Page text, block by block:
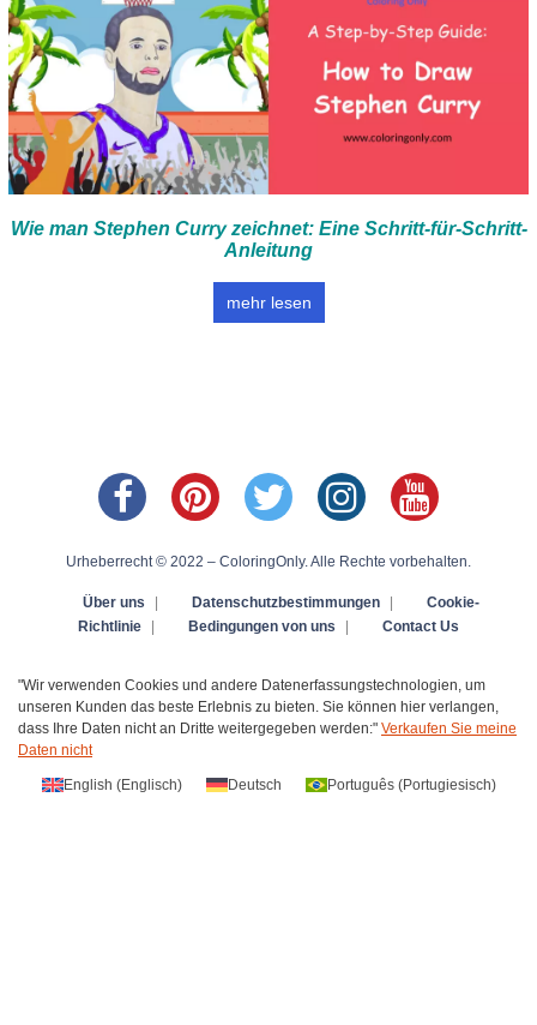
Wie man Stephen Curry zeichnet: Eine Schritt-für-Schritt-
Anleitung
mehr lesen
Urheberrecht © 2022 – ColoringOnly. Alle Rechte vorbehalten.
Über uns Datenschutzbestimmungen
Cookie-
Richtlinie
Bedingungen von uns Contact Us
"Wir verwenden Cookies und andere Datenerfassungstechnologien, um
unseren Kunden das beste Erlebnis zu bieten. Sie können hier verlangen,
dass Ihre Daten nicht an Dritte weitergegeben werden:" Verkaufen Sie meine
Daten nicht
English (Englisch) Deutsch Português(Portugiesisch)